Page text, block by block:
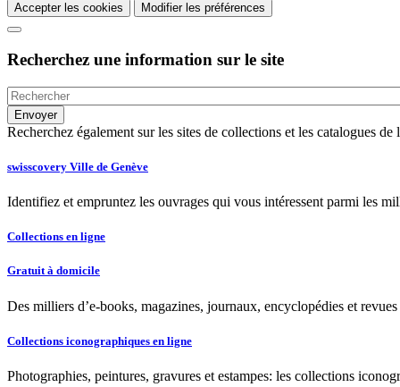
Accepter les cookies Modifier les préférences
Recherchez une information sur le site
Recherchez également sur les sites de collections et les catalogues
swisscovery Ville de Genève
Identifiez et empruntez les ouvrages qui vous intéressent parmi les
Collections en ligne
Gratuit à domicile
Des milliers d’e-books, magazines, journaux, encyclopédies et
Collections iconographiques en ligne
Photographies, peintures, gravures et estampes: les collections